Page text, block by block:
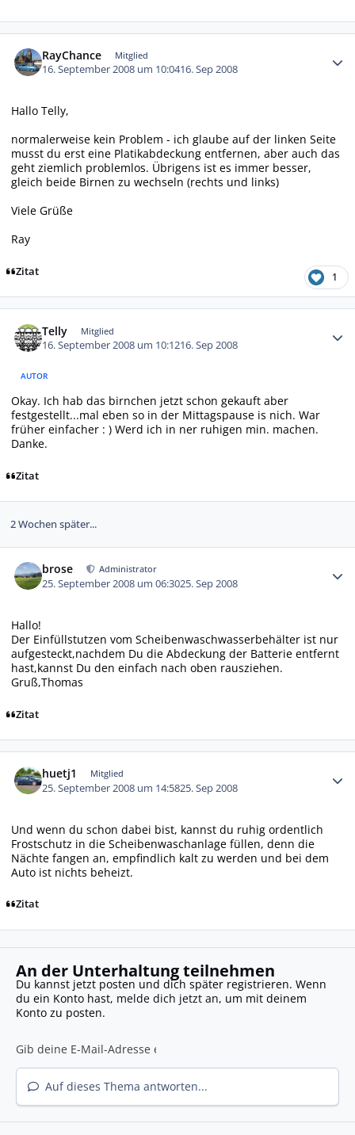
RayChance Mitglied
16. September 2008 um 10:0416. Sep 2008
Hallo Telly,
normalerweise kein Problem - ich glaube auf der linken Seite
musst du erst eine Platikabdeckung entfernen, aber auch das
geht ziemlich problemlos. Übrigens ist es immer besser,
gleich beide Birnen zu wechseln (rechts und links)
Viele Grüße
Ray
Zitat 1
Telly Mitglied
16. September 2008 um 10:1216. Sep 2008
AUTOR
Okay. Ich hab das birnchen jetzt schon gekauft aber
festgestellt...mal eben so in der Mittagspause is nich. War
früher einfacher : ) Werd ich in ner ruhigen min. machen.
Danke.
Zitat
2 Wochen später...
brose Administrator
25. September 2008 um 06:3025. Sep 2008
Hallo!
Der Einfüllstutzen vom Scheibenwaschwasserbehälter ist nur
aufgesteckt,nachdem Du die Abdeckung der Batterie entfernt
hast,kannst Du den einfach nach oben rausziehen.
Gruß,Thomas
Zitat
huetj1 Mitglied
25. September 2008 um 14:5825. Sep 2008
Und wenn du schon dabei bist, kannst du ruhig ordentlich
Frostschutz in die Scheibenwaschanlage füllen, denn die
Nächte fangen an, empfindlich kalt zu werden und bei dem
Auto ist nichts beheizt.
Zitat
An der Unterhaltung teilnehmen
Du kannst jetzt posten und dich später registrieren. Wenn
du ein Konto hast, melde dich jetzt an, um mit deinem
Konto zu posten.
Auf dieses Thema antworten...